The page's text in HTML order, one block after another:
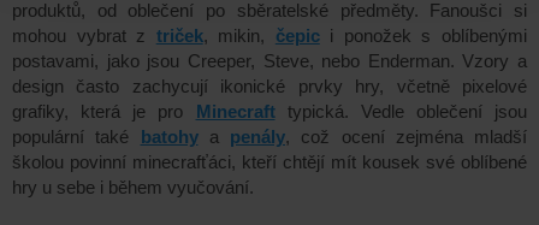
produktů, od oblečení po sběratelské předměty. Fanoušci si
mohou vybrat z triček, mikin, čepici ponožek s oblíbenými
postavami, jako jsou Creeper, Steve, nebo Enderman. Vzory a
design často zachycují ikonické prvky hry, včetně pixelové
grafiky, která je pro
Minecrafttypická. Vedle oblečení jsou
populární také
batohya penály, což ocení zejména mladší
školou povinní minecrafťáci, kteří chtějí mít kousek své oblíbené
hry u sebe i během vyučování.